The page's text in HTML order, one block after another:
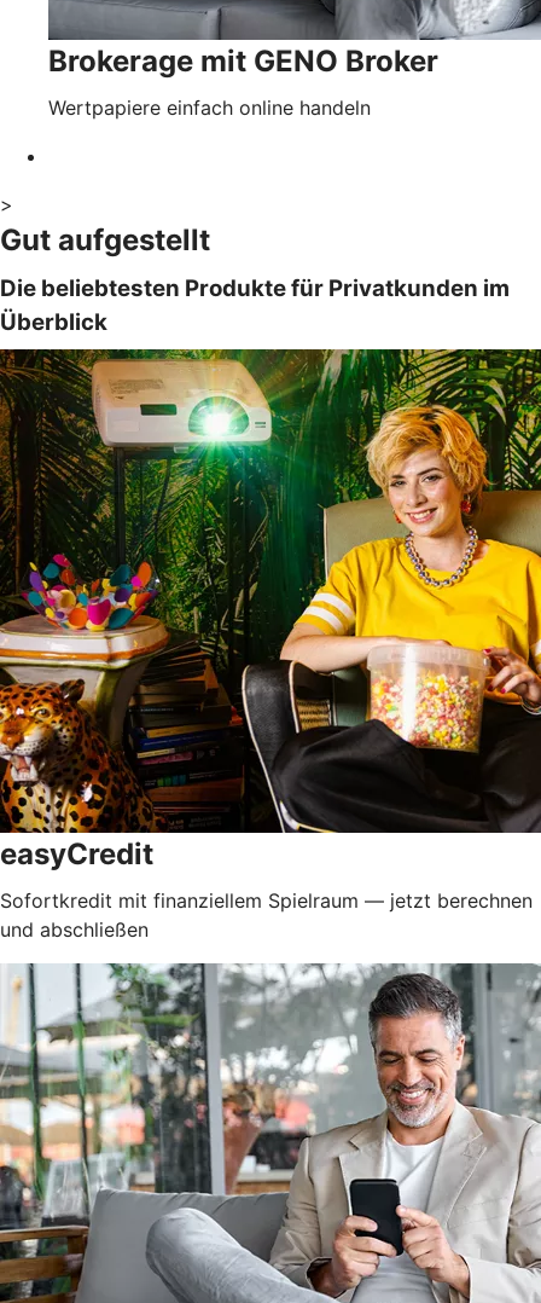
Brokerage mit GENO Broker
Wertpapiere einfach online handeln
>
Gut aufgestellt
Die beliebtesten Produkte für Privatkunden im
Überblick
easyCredit
Sofortkredit mit finanziellem Spielraum — jetzt berechnen
und abschließen